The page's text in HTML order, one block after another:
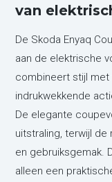
van
De Skoda Enyaq
aan de elektrische
combineert stijl
indrukwekkende
De elegante
uitstraling, terwijl
en gebruiksgemak.
alleen een